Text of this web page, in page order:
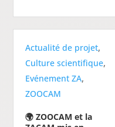
Actualité de projet,
Culture scientifique,
Evénement ZA,
ZOOCAM
🌍 ZOOCAM et la